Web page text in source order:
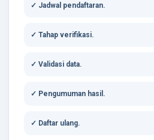
✓ Jadwal pendaftaran.
✓ Tahap verifikasi.
✓ Validasi data.
✓ Pengumuman hasil.
✓ Daftar ulang.